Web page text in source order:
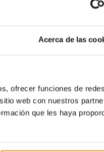
Acerca de las
ofrecer funciones de
web con nuestros
que les haya